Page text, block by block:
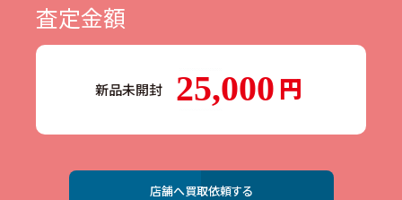
査定金額
新品未開封 25,000
店舗へ買取依頼する